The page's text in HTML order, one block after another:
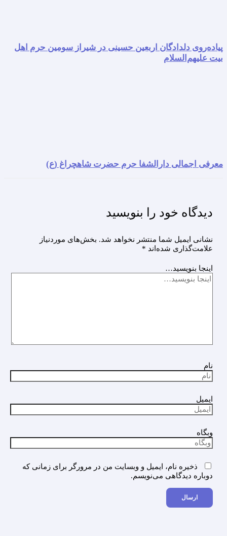
پیاده‌روی دلدادگان اربعین حسینی در شیراز سومین حرم اهل
بیت علیهم‌السلام
معرفی اجمالی دارالشفا حرم حضرت شاهچراغ (ع)
دیدگاه‌ خود را بنویسید
نشانی ایمیل شما منتشر نخواهد شد. بخش‌های موردنیاز
علامت‌گذاری شده‌اند *
اینجا بنویسید…
نام
ایمیل
وبگاه
ذخیره نام، ایمیل و وبسایت من در مرورگر برای زمانی که
دوباره دیدگاهی می‌نویسم.